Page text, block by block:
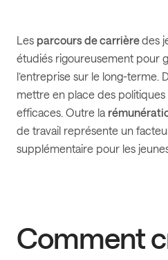
Les parcours de carrièredes
étudiés rigoureusement pour
l’entreprise sur le long-terme.
mettre en place des
efficaces. Outre la
de travail représente un
supplémentaire pour les
Comment